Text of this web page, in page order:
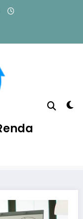
fazer
tipos e como fazer